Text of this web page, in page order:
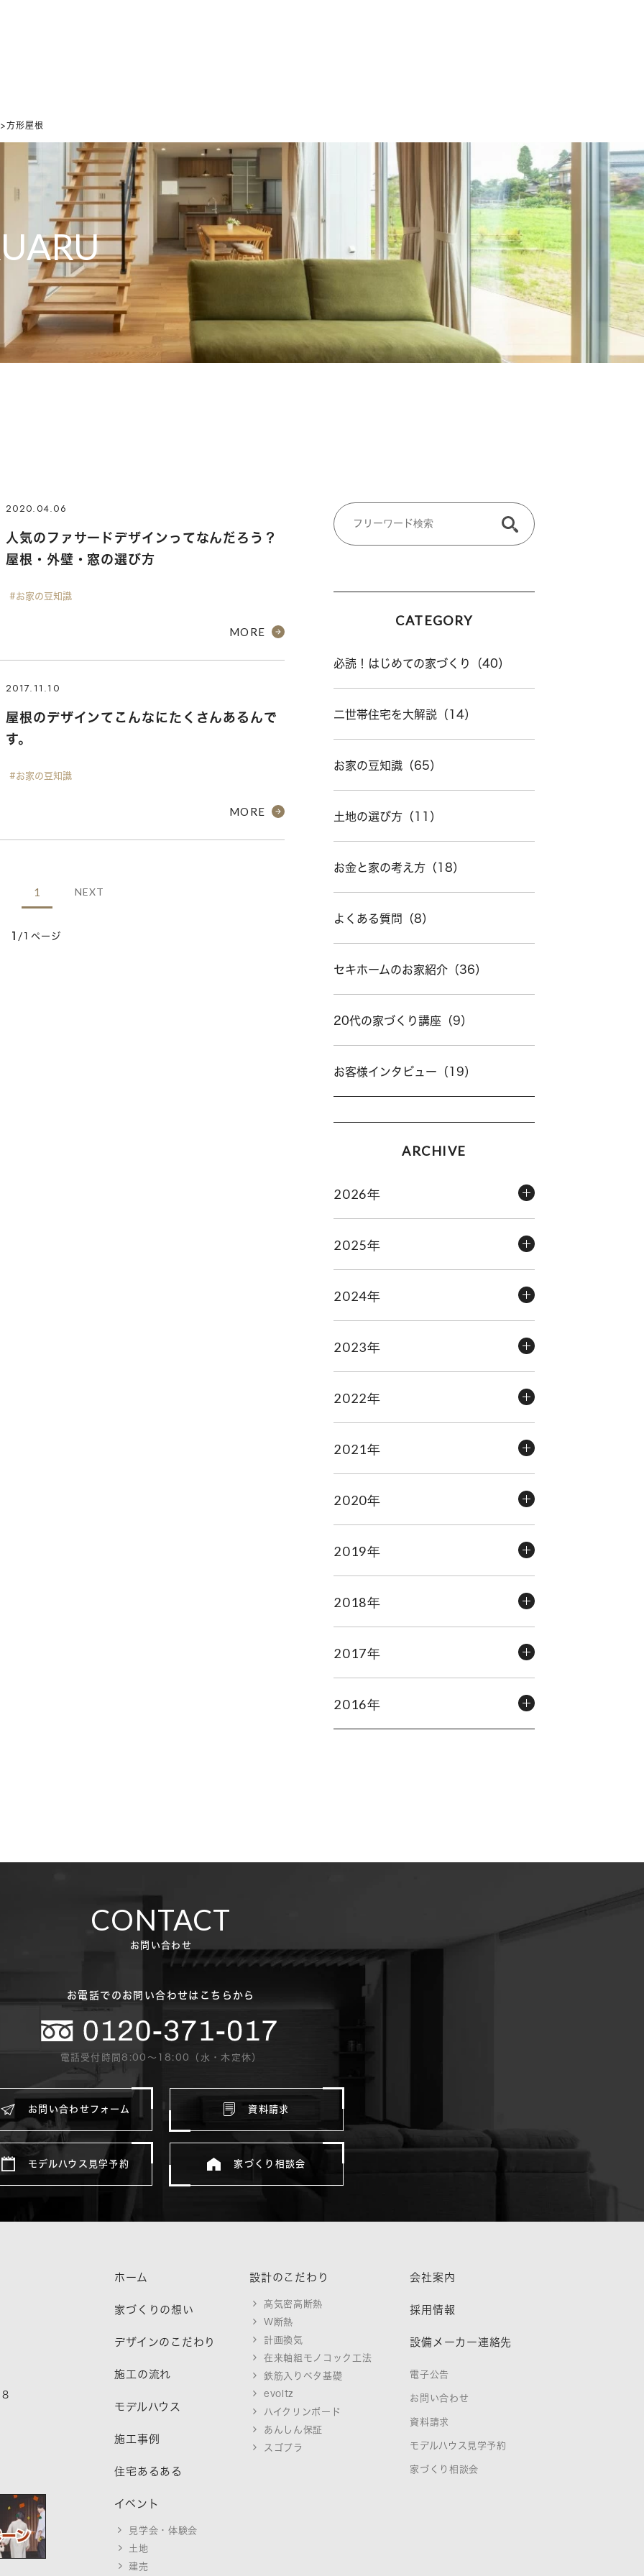
形屋根
2020.04.06
人気のファサードデザインってなんだろう？
屋根・外壁・窓の選び方
#お家の豆知識
MORE
2017.11.10
屋根のデザインてこんなにたくさんあるんで
す。
#お家の豆知識
MORE
1 NEXT
1 /1ページ
CATEGORY
必読！はじめての家づくり（40）
二世帯住宅を大解説（14）
お家の豆知識（65）
土地の選び方（11）
お金と家の考え方（18）
よくある質問（8）
セキホームのお家紹介（36）
20代の家づくり講座（9）
お客様インタビュー（19）
ARCHIVE
2026年
2025年
2024年
2023年
2022年
2021年
2020年
2019年
2018年
2017年
2016年
CONTACT
お問い合わせ
お電話でのお問い合わせはこちらから
電話受付時間8:00〜18:00（水・木定休）
お問い合わせフォーム 資料請求
モデルハウス見学予約 家づくり相談会
ホーム
家づくりの想い
デザインのこだわり
施工の流れ
モデルハウス
施工事例
住宅あるある
イベント
見学会・体験会
土地
建売
設計のこだわり
高気密高断熱
W断熱
計画換気
在来軸組モノコック工法
鉄筋入りベタ基礎
evoltz
ハイクリンボード
あんしん保証
スゴプラ
会社案内
採用情報
設備メーカー連絡先
電子公告
お問い合わせ
資料請求
モデルハウス見学予約
家づくり相談会